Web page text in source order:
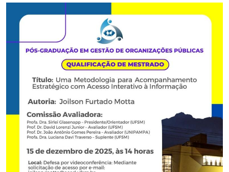
Controladoria-Geral da União
Ministério da Mulher, da Família e dos Direitos Humanos
Secretaria-Geral
Secretaria de Governo
Gabinete de Segurança Institucional